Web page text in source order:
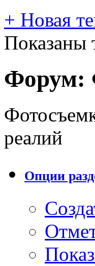
+ Новая
Показаны
Форум:
реалий
Опции